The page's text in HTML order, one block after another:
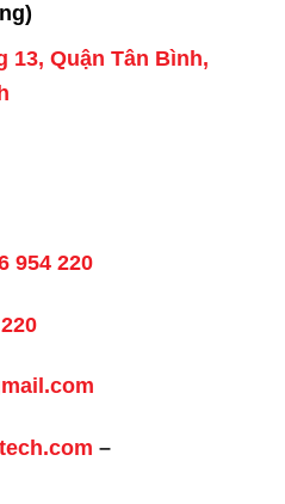
13, Quận Tân Bình,
954 220
–